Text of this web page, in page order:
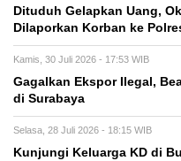
Dituduh Gelapkan Uang,
Dilaporkan Korban ke
Kamis, 30 Juli 2026 - 17:53 WIB
Gagalkan Ekspor Ilegal,
di Surabaya
Selasa, 28 Juli 2026 - 18:15 WIB
Kunjungi Keluarga KD di